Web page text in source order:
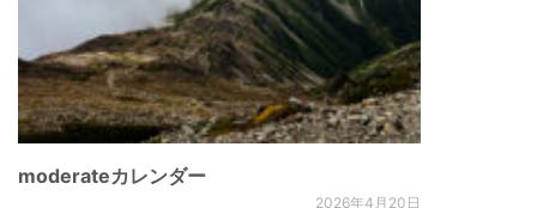
moderateカレンダー
2026年4月20日